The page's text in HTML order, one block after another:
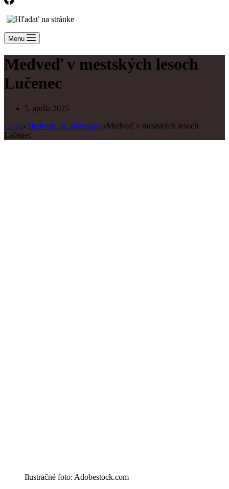
Menu
Medveď v mestských lesoch
Lučenec
5. apríla 2025
Úvod Medvede na Slovensku Medveď v mestských lesoch
Lučenec
Ilustračné foto: Adobestock.com